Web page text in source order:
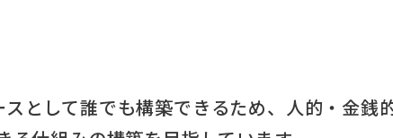
として誰でも構築できるため、人的・金銭